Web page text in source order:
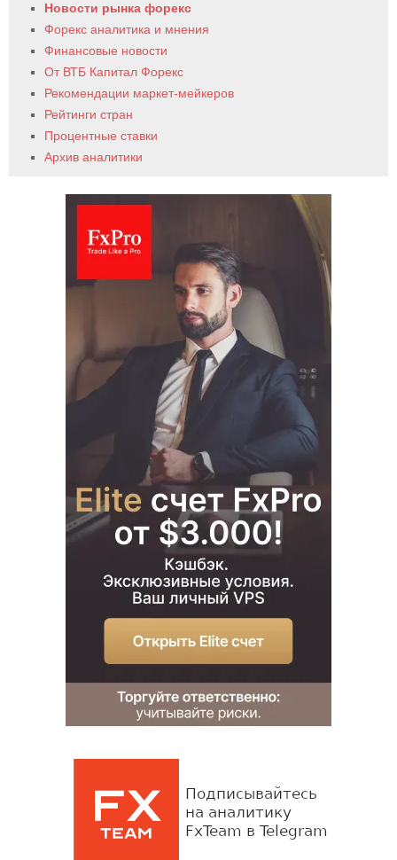
Новости рынка форекс
Форекс аналитика и мнения
Финансовые новости
От ВТБ Капитал Форекс
Рекомендации маркет-мейкеров
Рейтинги стран
Процентные ставки
Архив аналитики